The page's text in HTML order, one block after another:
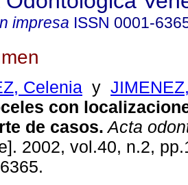
impresa ISSN 0001-
Celenia y
con
de casos. Acta
2002, vol.40, n.2,